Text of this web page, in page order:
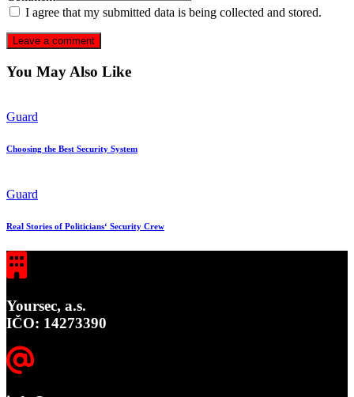
I agree that my submitted data is being collected and stored.
You May Also Like
Guard
Choosing the Best Security System
Guard
Real Stories of Politicians‘ Security Crew
Yoursec, a.s.
IČO: 14273390